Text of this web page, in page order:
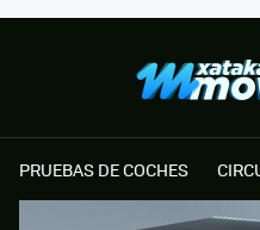
PRUEBAS DE COCHES